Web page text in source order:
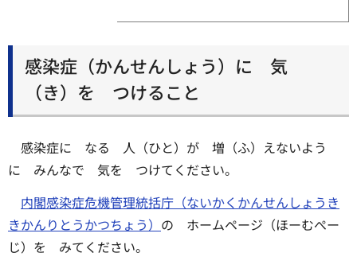
感染症（かんせんしょう）に 気
（き）を つけること
感染症に なる 人（ひと）が 増（ふ）えないよう
に みんなで 気を つけてください。
内閣感染症危機管理統括庁（ないかくかんせんしょうき
きかんりとうかつちょう） の ホームページ（ほーむぺー
じ）を みてください。